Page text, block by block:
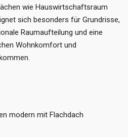
wie Hauswirtschaftsraum
sich besonders für Grundrisse,
Raumaufteilung und eine
Wohnkomfort und